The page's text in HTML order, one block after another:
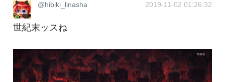
@hibiki_linasha 2019-11-02 01:26:32
世紀末ッスね